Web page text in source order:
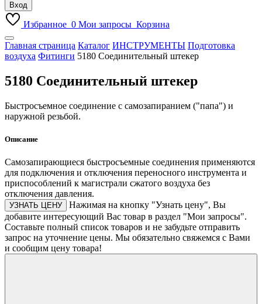
Вход
Избранное 0 Мои запросы Корзина
Главная страница Каталог ИНСТРУМЕНТЫ Подготовка
воздуха Фитинги 5180 Соединительный штекер
5180 Соединительный штекер
Быстросъемное соединение с самозапиранием ("папа") и
наружной резьбой.
Описание
Самозапирающиеся быстросъемные соединения применяются
для подключения и отключения переносного инструмента и
приспособлений к магистрали сжатого воздуха без
отключения давления.
УЗНАТЬ ЦЕНУ
Нажимая на кнопку "Узнать цену", Вы
добавите интересующий Вас товар в раздел "Мои запросы".
Составьте полный список товаров и не забудьте отправить
запрос на уточнение цены. Мы обязательно свяжемся с Вами
и сообщим цену товара!